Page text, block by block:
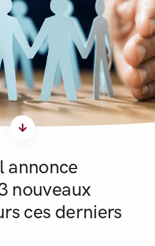
annonce
nouveaux
ces derniers